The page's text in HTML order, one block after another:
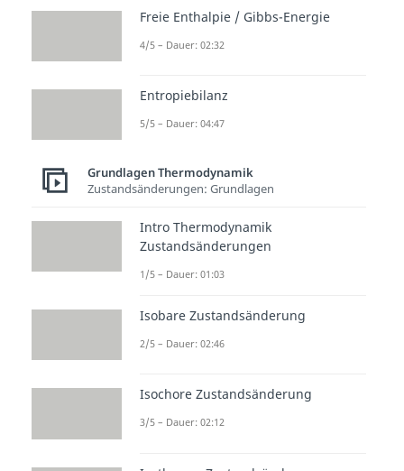
Freie Enthalpie / Gibbs-Energie
4/5 – Dauer: 02:32
Entropiebilanz
5/5 – Dauer: 04:47
Grundlagen Thermodynamik
Zustandsänderungen: Grundlagen
Intro Thermodynamik
Zustandsänderungen
1/5 – Dauer: 01:03
Isobare Zustandsänderung
2/5 – Dauer: 02:46
Isochore Zustandsänderung
3/5 – Dauer: 02:12